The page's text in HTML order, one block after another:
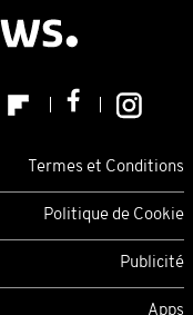
Termes et Conditions
Politique de Cookie
Publicité
Apps